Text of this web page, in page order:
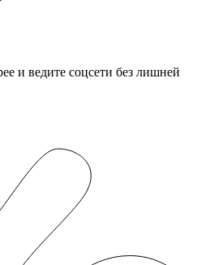
и ведите соцсети без лишней